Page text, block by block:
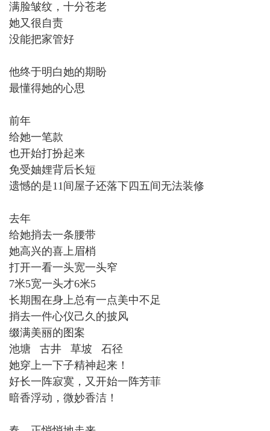
满脸皱纹，十分苍老
她又很自责
没能把家管好
他终于明白她的期盼
最懂得她的心思
前年
给她一笔款
也开始打扮起来
免受妯娌背后长短
遗憾的是11间屋子还落下四五间无法装修
去年
给她捎去一条腰带
她高兴的喜上眉梢
打开一看一头宽一头窄
7米5宽一头才6米5
长期围在身上总有一点美中不足
捎去一件心仪己久的披风
缀满美丽的图案
池塘 古井 草坡 石径
她穿上一下子精神起来！
好长一阵寂寞，又开始一阵芳菲
暗香浮动，微妙香洁！